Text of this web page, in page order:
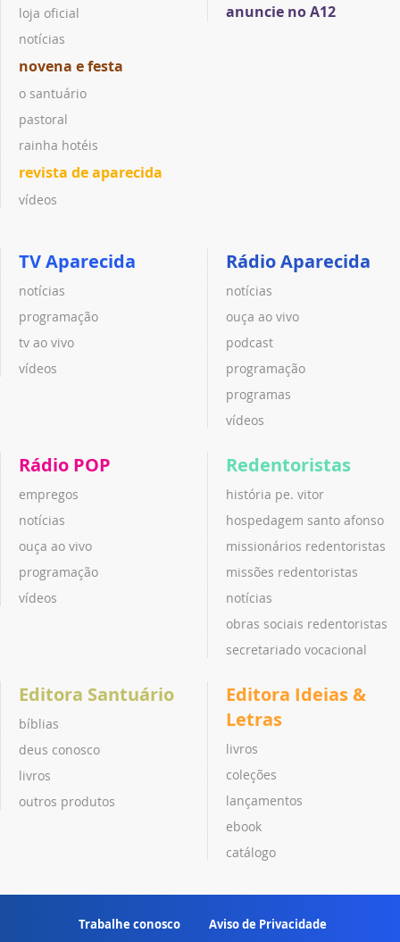
loja oficial
notícias
novena e festa
o santuário
pastoral
rainha hotéis
revista de aparecida
vídeos
anuncie no A12
TV Aparecida
notícias
programação
tv ao vivo
vídeos
Rádio Aparecida
notícias
ouça ao vivo
podcast
programação
programas
vídeos
Rádio POP
empregos
notícias
ouça ao vivo
programação
vídeos
Redentoristas
história pe. vitor
hospedagem santo afonso
missionários redentoristas
missões redentoristas
notícias
obras sociais redentoristas
secretariado vocacional
Editora Santuário
bíblias
deus conosco
livros
outros produtos
Editora Ideias &
Letras
livros
coleções
lançamentos
ebook
catálogo
Trabalhe conosco Aviso de Privacidade